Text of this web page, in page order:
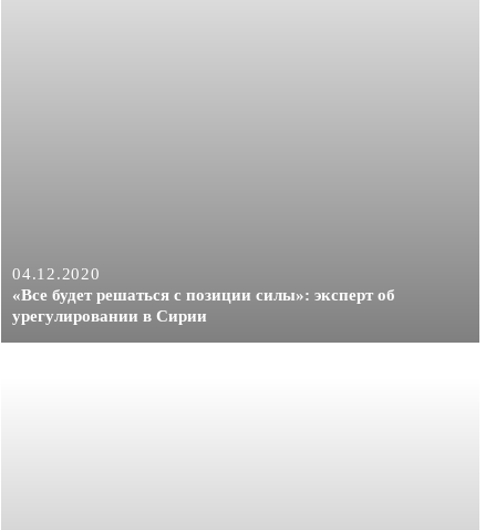
04.12.2020
«Все будет решаться с позиции силы»: эксперт об
урегулировании в Сирии